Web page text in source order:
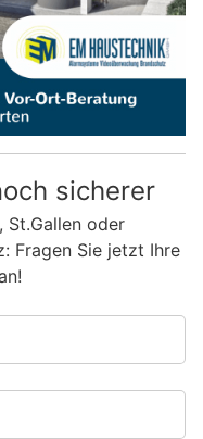
sicherer
St.Gallen oder
Fragen Sie jetzt Ihre